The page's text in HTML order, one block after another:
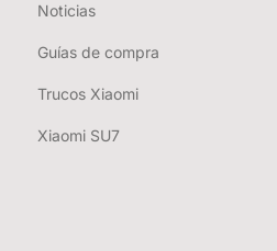
Noticias
Guías de compra
Trucos Xiaomi
Xiaomi SU7